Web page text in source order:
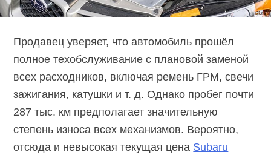
Продавец уверяет, что автомобиль прошёл
полное техобслуживание с плановой заменой
всех расходников, включая ремень ГРМ, свечи
зажигания, катушки и т. д. Однако пробег почти
287 тыс. км предполагает значительную
степень износа всех механизмов. Вероятно,
отсюда и невысокая текущая цена Subaru